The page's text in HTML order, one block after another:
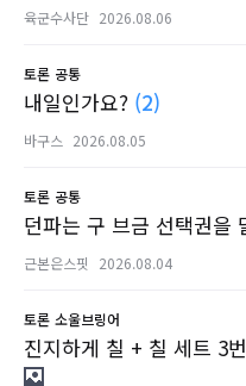
육군수사단 2026.08.06
토론 공통
내일인가요? (2)
바구스 2026.08.05
토론 공통
던파는 구 브금 선택권을
근본은스핏 2026.08.04
토론 소울브링어
진지하게 칠 + 칠 세트 3